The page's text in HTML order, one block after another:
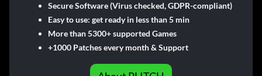
Secure Software (Virus checked, GDPR-compliant)
Easy to use: get ready in less than 5 min
More than 5300+ supported Games
+1000 Patches every month & Support